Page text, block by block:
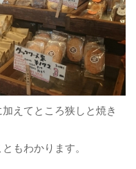
えてところ狭しと焼き
もわかります。